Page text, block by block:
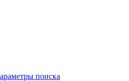
поиска